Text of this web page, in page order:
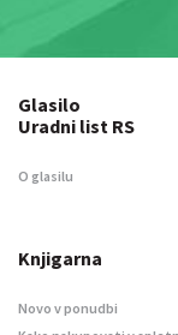
Glasilo
Uradni list RS
O glasilu
Knjigarna
Novo v ponudbi